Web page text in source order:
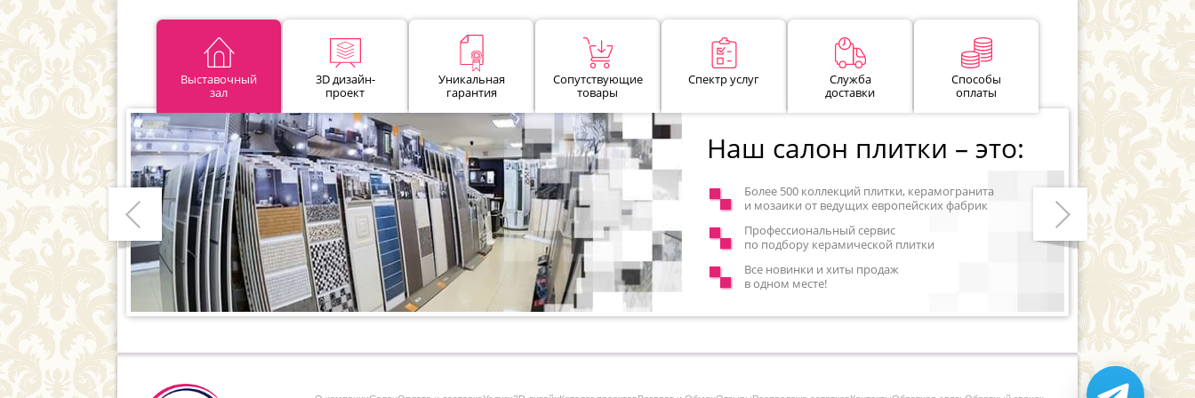
Выставочный
зал
3D дизайн-
проект
Уникальная
гарантия
Сопутствующие
товары
Спектр услуг
Служба
доставки
Способы
оплаты
Наш салон плитки – это:
Более 500 коллекций плитки, керамогранита
и мозаики от ведущих европейских фабрик
Профессиональный сервис
по подбору керамической плитки
Все новинки и хиты продаж
в одном месте!
Предыдущий
Следующий